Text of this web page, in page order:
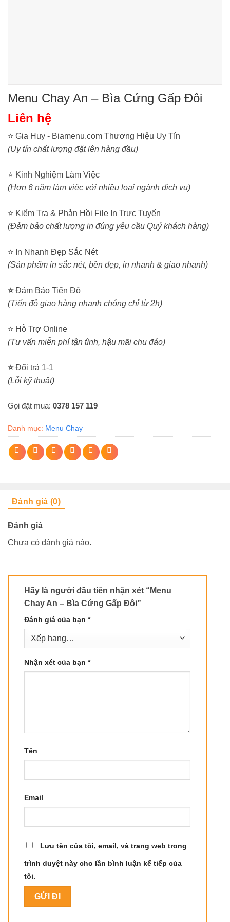
Menu Chay An – Bìa Cứng Gấp Đôi
Liên hệ
⭐ Gia Huy - Biamenu.com Thương Hiệu Uy Tín
(Uy tín chất lượng đặt lên hàng đầu)
⭐ Kinh Nghiệm Làm Việc
(Hơn 6 năm làm việc với nhiều loại ngành dịch vụ)
⭐ Kiểm Tra & Phản Hồi File In Trực Tuyến
(Đảm bảo chất lượng in đúng yêu cầu Quý khách hàng)
⭐ In Nhanh Đẹp Sắc Nét
(Sản phẩm in sắc nét, bền đẹp, in nhanh & giao nhanh)
⭐Đảm Bảo Tiến Độ
(Tiến độ giao hàng nhanh chóng chỉ từ 2h)
⭐ Hỗ Trợ Online
(Tư vấn miễn phí tận tình, hậu mãi chu đáo)
⭐Đổi trả 1-1
(Lỗi kỹ thuật)
Gọi đặt mua: 0378 157 119
Danh mục: Menu Chay
Đánh giá (0)
Đánh giá
Chưa có đánh giá nào.
Hãy là người đầu tiên nhận xét “Menu
Chay An – Bìa Cứng Gấp Đôi”
Đánh giá của bạn *
Nhận xét của bạn *
Tên
Email
Lưu tên của tôi, email, và trang web trong
trình duyệt này cho lần bình luận kế tiếp của
tôi.